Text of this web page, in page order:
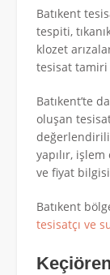
Batıkent
tespiti,
klozet
tesisat tamiri
Batıkent’te
oluşan
yapılır, işlem
ve fiyat bilgisi
Batıkent
tesisatçı ve